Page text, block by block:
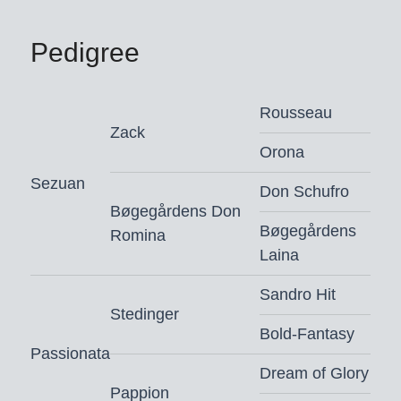
(v. Vitalis), succesvol tot de klasse Z-
hengst Salvation ES (v. Bloomberg).
Grootmoeder Ariane’s Pappion startte
internationaal in de Lichte Tour.
Souverain: moeder is halfzus van de
goedgekeurde Grand Prix-hengst
Souverain is goedgekeurd voor
Denemarken, Oldenburg, Rheinland
en Westfalen
Pedigree
Sezuan
Zack
Rousseau
Orona
Bøgegårdens Don
Romina
Don Schufro
Bøgegårdens
Laina
Passionata
Stedinger
Sandro Hit
Bold-Fantasy
Pappion
Dream of Glory